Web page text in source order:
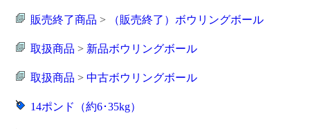
販売終了商品 > （販売終了）ボウリングボール
取扱商品 > 新品ボウリングボール
取扱商品 >中古ボウリングボール
14ポンド（約6･35kg）